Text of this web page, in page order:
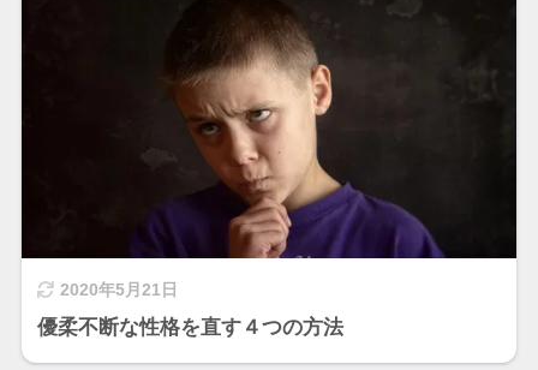
2020年5月21日
優柔不断な性格を直す４つの方法